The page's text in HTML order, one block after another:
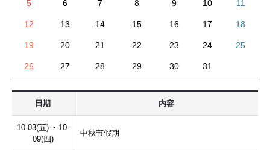
5 6 7 8 9 10 11
12 13 14 15 16 17 18
19 20 21 22 23 24 25
26 27 28 29 30 31
日期 内容
10-03(五) ~ 10-
09(四)
中秋节假期